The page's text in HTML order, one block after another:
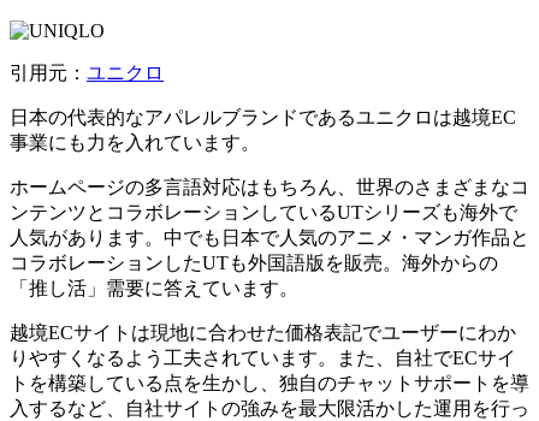
引用元： ユニクロ
日本の代表的なアパレルブランドであるユニクロは越境EC
事業にも力を入れています。
ホームページの多言語対応はもちろん、世界のさまざまなコ
ンテンツとコラボレーションしているUTシリーズも海外で
人気があります。中でも日本で人気のアニメ・マンガ作品と
コラボレーションしたUTも外国語版を販売。海外からの
「推し活」需要に答えています。
越境ECサイトは現地に合わせた価格表記でユーザーにわか
りやすくなるよう工夫されています。また、自社でECサイ
トを構築している点を生かし、独自のチャットサポートを導
入するなど、自社サイトの強みを最大限活かした運用を行っ